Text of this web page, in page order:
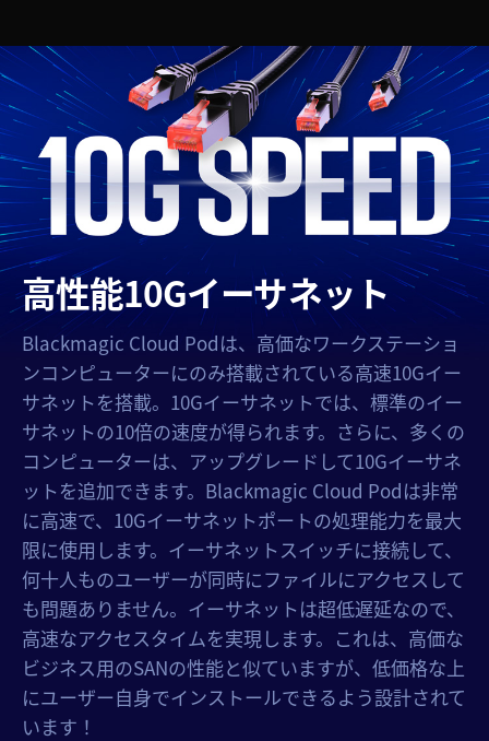
高性能10Gイーサネット
Blackmagic Cloud Podは、高価なワークステーショ
ンコンピューターにのみ搭載されている高速10Gイー
サネットを搭載。10Gイーサネットでは、標準のイー
サネットの10倍の速度が得られます。さらに、多くの
コンピューターは、アップグレードして10Gイーサネ
ットを追加できます。Blackmagic Cloud Podは非常
に高速で、10Gイーサネットポートの処理能力を最大
限に使用します。イーサネットスイッチに接続して、
何十人ものユーザーが同時にファイルにアクセスして
も問題ありません。イーサネットは超低遅延なので、
高速なアクセスタイムを実現します。これは、高価な
ビジネス用のSANの性能と似ていますが、低価格な上
にユーザー自身でインストールできるよう設計されて
います！